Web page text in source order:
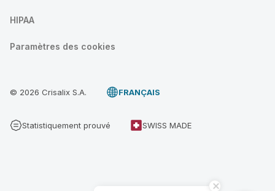
HIPAA
Paramètres des cookies
© 2026 Crisalix S.A. FRANÇAIS
Statistiquement prouvé SWISS MADE